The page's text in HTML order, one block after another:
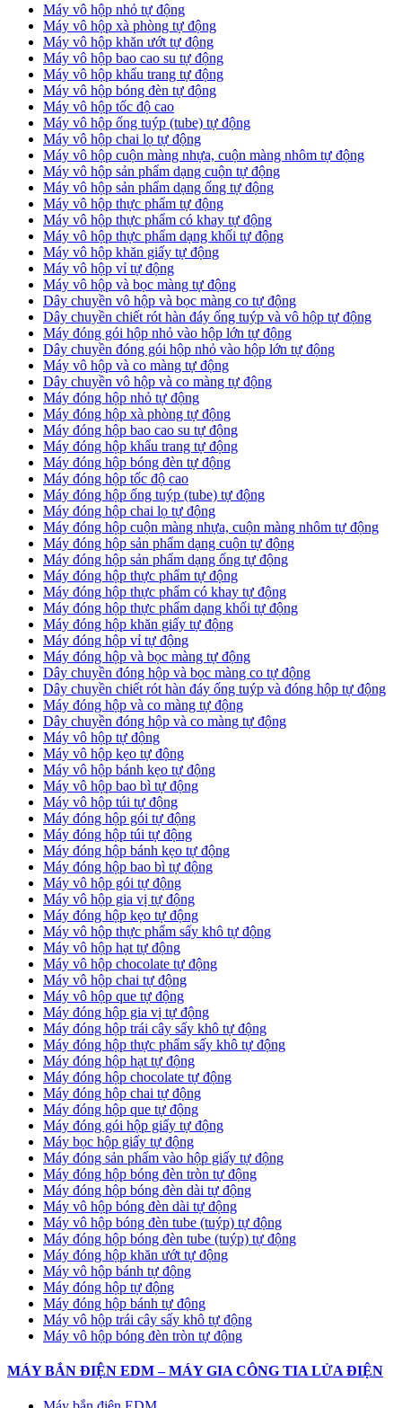
Máy vô hộp nhỏ tự động
Máy vô hộp xà phòng tự động
Máy vô hộp khăn ướt tự động
Máy vô hộp bao cao su tự động
Máy vô hộp khẩu trang tự động
Máy vô hộp bóng đèn tự động
Máy vô hộp tốc độ cao
Máy vô hộp ống tuýp (tube) tự động
Máy vô hộp chai lọ tự động
Máy vô hộp cuộn màng nhựa, cuộn màng nhôm tự động
Máy vô hộp sản phẩm dạng cuộn tự động
Máy vô hộp sản phẩm dạng ống tự động
Máy vô hộp thực phẩm tự động
Máy vô hộp thực phẩm có khay tự động
Máy vô hộp thực phẩm dạng khối tự động
Máy vô hộp khăn giấy tự động
Máy vô hộp vỉ tự động
Máy vô hộp và bọc màng tự động
Dây chuyền vô hộp và bọc màng co tự động
Dây chuyền chiết rót hàn đáy ống tuýp và vô hộp tự động
Máy đóng gói hộp nhỏ vào hộp lớn tự động
Dây chuyền đóng gói hộp nhỏ vào hộp lớn tự động
Máy vô hộp và co màng tự động
Dây chuyền vô hộp và co màng tự động
Máy đóng hộp nhỏ tự động
Máy đóng hộp xà phòng tự động
Máy đóng hộp bao cao su tự động
Máy đóng hộp khẩu trang tự động
Máy đóng hộp bóng đèn tự động
Máy đóng hộp tốc độ cao
Máy đóng hộp ống tuýp (tube) tự động
Máy đóng hộp chai lọ tự động
Máy đóng hộp cuộn màng nhựa, cuộn màng nhôm tự động
Máy đóng hộp sản phẩm dạng cuộn tự động
Máy đóng hộp sản phẩm dạng ống tự động
Máy đóng hộp thực phẩm tự động
Máy đóng hộp thực phẩm có khay tự động
Máy đóng hộp thực phẩm dạng khối tự động
Máy đóng hộp khăn giấy tự động
Máy đóng hộp vỉ tự động
Máy đóng hộp và bọc màng tự động
Dây chuyền đóng hộp và bọc màng co tự động
Dây chuyền chiết rót hàn đáy ống tuýp và đóng hộp tự động
Máy đóng hộp và co màng tự động
Dây chuyền đóng hộp và co màng tự động
Máy vô hộp tự động
Máy vô hộp kẹo tự động
Máy vô hộp bánh kẹo tự động
Máy vô hộp bao bì tự động
Máy vô hộp túi tự động
Máy đóng hộp gói tự động
Máy đóng hộp túi tự động
Máy đóng hộp bánh kẹo tự động
Máy đóng hộp bao bì tự động
Máy vô hộp gói tự động
Máy vô hộp gia vị tự động
Máy đóng hộp kẹo tự động
Máy vô hộp thực phẩm sấy khô tự động
Máy vô hộp hạt tự động
Máy vô hộp chocolate tự động
Máy vô hộp chai tự động
Máy vô hộp que tự động
Máy đóng hộp gia vị tự động
Máy đóng hộp trái cây sấy khô tự động
Máy đóng hộp thực phẩm sấy khô tự động
Máy đóng hộp hạt tự động
Máy đóng hộp chocolate tự động
Máy đóng hộp chai tự động
Máy đóng hộp que tự động
Máy đóng gói hộp giấy tự động
Máy bọc hộp giấy tự động
Máy đóng sản phẩm vào hộp giấy tự động
Máy đóng hộp bóng đèn tròn tự động
Máy đóng hộp bóng đèn dài tự động
Máy vô hộp bóng đèn dài tự động
Máy vô hộp bóng đèn tube (tuýp) tự động
Máy đóng hộp bóng đèn tube (tuýp) tự động
Máy đóng hộp khăn ướt tự động
Máy vô hộp bánh tự động
Máy đóng hộp tự động
Máy đóng hộp bánh tự động
Máy vô hộp trái cây sấy khô tự động
Máy vô hộp bóng đèn tròn tự động
MÁY BẮN ĐIỆN EDM – MÁY GIA CÔNG TIA LỬA ĐIỆN